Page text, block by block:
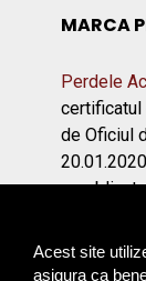
Acest site
asigura ca
MARCA
Perdele
certificatul
de Oficiul